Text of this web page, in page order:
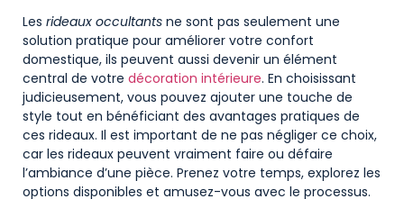
Les rideaux occultants ne sont pas seulement une
solution pratique pour améliorer votre confort
domestique, ils peuvent aussi devenir un élément
central de votre décoration intérieure. En choisissant
judicieusement, vous pouvez ajouter une touche de
style tout en bénéficiant des avantages pratiques de
ces rideaux. Il est important de ne pas négliger ce choix,
car les rideaux peuvent vraiment faire ou défaire
l’ambiance d’une pièce. Prenez votre temps, explorez les
options disponibles et amusez-vous avec le processus.